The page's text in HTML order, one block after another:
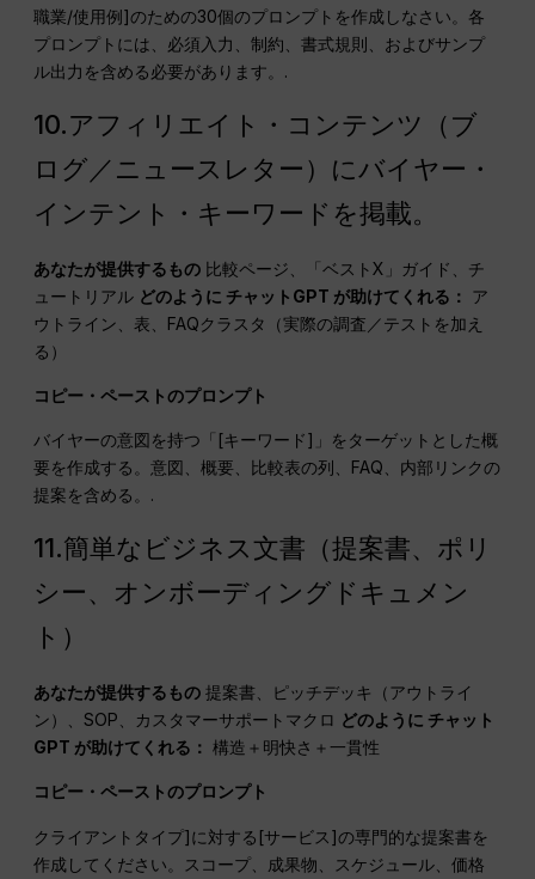
職業/使用例]のための30個のプロンプトを作成しなさい。各
プロンプトには、必須入力、制約、書式規則、およびサンプ
ル出力を含める必要があります。.
10.アフィリエイト・コンテンツ（ブ
ログ／ニュースレター）にバイヤー・
インテント・キーワードを掲載。
あなたが提供するもの 比較ページ、「ベストX」ガイド、チ
ュートリアル どのように チャットGPT が助けてくれる： ア
ウトライン、表、FAQクラスタ（実際の調査／テストを加え
る）
コピー・ペーストのプロンプト
バイヤーの意図を持つ「[キーワード]」をターゲットとした概
要を作成する。意図、概要、比較表の列、FAQ、内部リンクの
提案を含める。.
11.簡単なビジネス文書（提案書、ポリ
シー、オンボーディングドキュメン
ト）
あなたが提供するもの 提案書、ピッチデッキ（アウトライ
ン）、SOP、カスタマーサポートマクロ どのように チャット
GPT が助けてくれる： 構造＋明快さ＋一貫性
コピー・ペーストのプロンプト
クライアントタイプ]に対する[サービス]の専門的な提案書を
作成してください。スコープ、成果物、スケジュール、価格